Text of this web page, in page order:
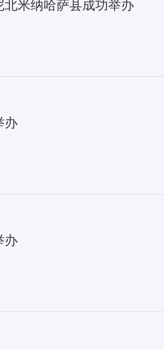
米纳哈萨县成功举办
办
办